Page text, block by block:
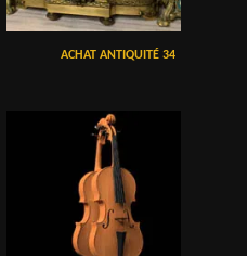
ACHAT ANTIQUITÉ 34